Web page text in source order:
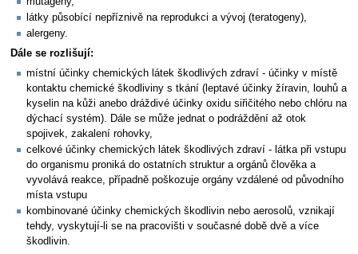
látky působící nepříznivě na reprodukci a vývoj (teratogeny),
alergeny.
Dále se rozlišují:
místní účinky chemických látek škodlivých zdraví - účinky v místě
kontaktu chemické škodliviny s tkání (leptavé účinky žíravin, louhů a
kyselin na kůži anebo dráždivé účinky oxidu siřičitého nebo chlóru na
dýchací systém). Dále se může jednat o podráždění až otok
spojivek, zakalení rohovky,
celkové účinky chemických látek škodlivých zdraví - látka při vstupu
do organismu proniká do ostatních struktur a orgánů člověka a
vyvolává reakce, případně poškozuje orgány vzdálené od původního
místa vstupu
kombinované účinky chemických škodlivin nebo aerosolů, vznikají
tehdy, vyskytují-li se na pracovišti v současné době dvě a více
škodlivin.